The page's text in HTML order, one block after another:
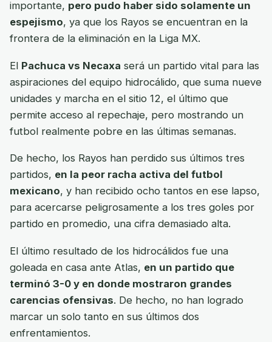
importante, pero pudo haber sido solamente un
espejismo, ya que los Rayos se encuentran en la
frontera de la eliminación en la Liga MX.
El Pachuca vs Necaxa será un partido vital para las
aspiraciones del equipo hidrocálido, que suma nueve
unidades y marcha en el sitio 12, el último que
permite acceso al repechaje, pero mostrando un
futbol realmente pobre en las últimas semanas.
De hecho, los Rayos han perdido sus últimos tres
partidos, en la peor racha activa del futbol
mexicano, y han recibido ocho tantos en ese lapso,
para acercarse peligrosamente a los tres goles por
partido en promedio, una cifra demasiado alta.
El último resultado de los hidrocálidos fue una
goleada en casa ante Atlas, en un partido que
terminó 3-0 y en donde mostraron grandes
carencias ofensivas. De hecho, no han logrado
marcar un solo tanto en sus últimos dos
enfrentamientos.